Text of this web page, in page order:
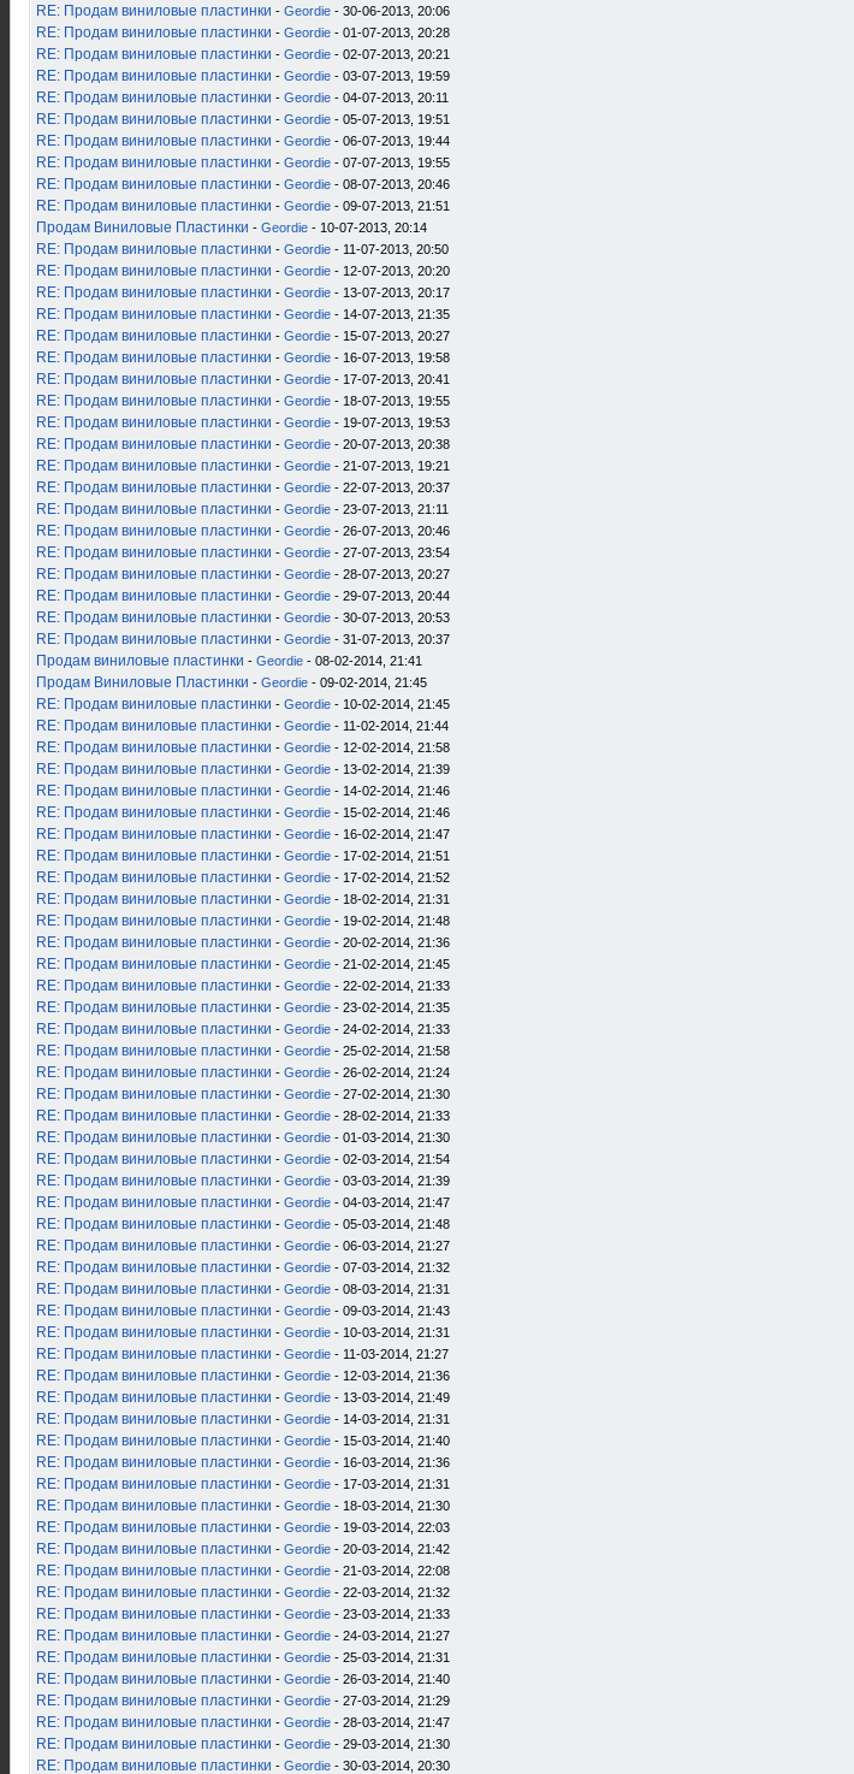
RE: Продам виниловые пластинки - Geordie - 30-06-2013, 20:06
RE: Продам виниловые пластинки - Geordie - 01-07-2013, 20:28
RE: Продам виниловые пластинки - Geordie - 02-07-2013, 20:21
RE: Продам виниловые пластинки - Geordie - 03-07-2013, 19:59
RE: Продам виниловые пластинки - Geordie - 04-07-2013, 20:11
RE: Продам виниловые пластинки - Geordie - 05-07-2013, 19:51
RE: Продам виниловые пластинки - Geordie - 06-07-2013, 19:44
RE: Продам виниловые пластинки - Geordie - 07-07-2013, 19:55
RE: Продам виниловые пластинки - Geordie - 08-07-2013, 20:46
RE: Продам виниловые пластинки - Geordie - 09-07-2013, 21:51
Продам Виниловые Пластинки - Geordie - 10-07-2013, 20:14
RE: Продам виниловые пластинки - Geordie - 11-07-2013, 20:50
RE: Продам виниловые пластинки - Geordie - 12-07-2013, 20:20
RE: Продам виниловые пластинки - Geordie - 13-07-2013, 20:17
RE: Продам виниловые пластинки - Geordie - 14-07-2013, 21:35
RE: Продам виниловые пластинки - Geordie - 15-07-2013, 20:27
RE: Продам виниловые пластинки - Geordie - 16-07-2013, 19:58
RE: Продам виниловые пластинки - Geordie - 17-07-2013, 20:41
RE: Продам виниловые пластинки - Geordie - 18-07-2013, 19:55
RE: Продам виниловые пластинки - Geordie - 19-07-2013, 19:53
RE: Продам виниловые пластинки - Geordie - 20-07-2013, 20:38
RE: Продам виниловые пластинки - Geordie - 21-07-2013, 19:21
RE: Продам виниловые пластинки - Geordie - 22-07-2013, 20:37
RE: Продам виниловые пластинки - Geordie - 23-07-2013, 21:11
RE: Продам виниловые пластинки - Geordie - 26-07-2013, 20:46
RE: Продам виниловые пластинки - Geordie - 27-07-2013, 23:54
RE: Продам виниловые пластинки - Geordie - 28-07-2013, 20:27
RE: Продам виниловые пластинки - Geordie - 29-07-2013, 20:44
RE: Продам виниловые пластинки - Geordie - 30-07-2013, 20:53
RE: Продам виниловые пластинки - Geordie - 31-07-2013, 20:37
Продам виниловые пластинки - Geordie - 08-02-2014, 21:41
Продам Виниловые Пластинки - Geordie - 09-02-2014, 21:45
RE: Продам виниловые пластинки - Geordie - 10-02-2014, 21:45
RE: Продам виниловые пластинки - Geordie - 11-02-2014, 21:44
RE: Продам виниловые пластинки - Geordie - 12-02-2014, 21:58
RE: Продам виниловые пластинки - Geordie - 13-02-2014, 21:39
RE: Продам виниловые пластинки - Geordie - 14-02-2014, 21:46
RE: Продам виниловые пластинки - Geordie - 15-02-2014, 21:46
RE: Продам виниловые пластинки - Geordie - 16-02-2014, 21:47
RE: Продам виниловые пластинки - Geordie - 17-02-2014, 21:51
RE: Продам виниловые пластинки - Geordie - 17-02-2014, 21:52
RE: Продам виниловые пластинки - Geordie - 18-02-2014, 21:31
RE: Продам виниловые пластинки - Geordie - 19-02-2014, 21:48
RE: Продам виниловые пластинки - Geordie - 20-02-2014, 21:36
RE: Продам виниловые пластинки - Geordie - 21-02-2014, 21:45
RE: Продам виниловые пластинки - Geordie - 22-02-2014, 21:33
RE: Продам виниловые пластинки - Geordie - 23-02-2014, 21:35
RE: Продам виниловые пластинки - Geordie - 24-02-2014, 21:33
RE: Продам виниловые пластинки - Geordie - 25-02-2014, 21:58
RE: Продам виниловые пластинки - Geordie - 26-02-2014, 21:24
RE: Продам виниловые пластинки - Geordie - 27-02-2014, 21:30
RE: Продам виниловые пластинки - Geordie - 28-02-2014, 21:33
RE: Продам виниловые пластинки - Geordie - 01-03-2014, 21:30
RE: Продам виниловые пластинки - Geordie - 02-03-2014, 21:54
RE: Продам виниловые пластинки - Geordie - 03-03-2014, 21:39
RE: Продам виниловые пластинки - Geordie - 04-03-2014, 21:47
RE: Продам виниловые пластинки - Geordie - 05-03-2014, 21:48
RE: Продам виниловые пластинки - Geordie - 06-03-2014, 21:27
RE: Продам виниловые пластинки - Geordie - 07-03-2014, 21:32
RE: Продам виниловые пластинки - Geordie - 08-03-2014, 21:31
RE: Продам виниловые пластинки - Geordie - 09-03-2014, 21:43
RE: Продам виниловые пластинки - Geordie - 10-03-2014, 21:31
RE: Продам виниловые пластинки - Geordie - 11-03-2014, 21:27
RE: Продам виниловые пластинки - Geordie - 12-03-2014, 21:36
RE: Продам виниловые пластинки - Geordie - 13-03-2014, 21:49
RE: Продам виниловые пластинки - Geordie - 14-03-2014, 21:31
RE: Продам виниловые пластинки - Geordie - 15-03-2014, 21:40
RE: Продам виниловые пластинки - Geordie - 16-03-2014, 21:36
RE: Продам виниловые пластинки - Geordie - 17-03-2014, 21:31
RE: Продам виниловые пластинки - Geordie - 18-03-2014, 21:30
RE: Продам виниловые пластинки - Geordie - 19-03-2014, 22:03
RE: Продам виниловые пластинки - Geordie - 20-03-2014, 21:42
RE: Продам виниловые пластинки - Geordie - 21-03-2014, 22:08
RE: Продам виниловые пластинки - Geordie - 22-03-2014, 21:32
RE: Продам виниловые пластинки - Geordie - 23-03-2014, 21:33
RE: Продам виниловые пластинки - Geordie - 24-03-2014, 21:27
RE: Продам виниловые пластинки - Geordie - 25-03-2014, 21:31
RE: Продам виниловые пластинки - Geordie - 26-03-2014, 21:40
RE: Продам виниловые пластинки - Geordie - 27-03-2014, 21:29
RE: Продам виниловые пластинки - Geordie - 28-03-2014, 21:47
RE: Продам виниловые пластинки - Geordie - 29-03-2014, 21:30
RE: Продам виниловые пластинки - Geordie - 30-03-2014, 20:30